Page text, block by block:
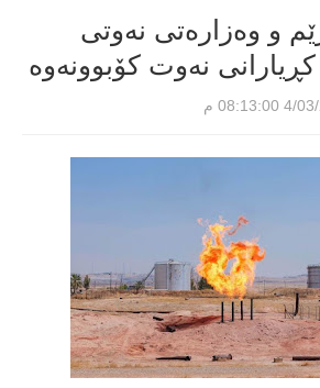
و وەزارەتی نەوتی
نەوت کۆبوونەوە
م